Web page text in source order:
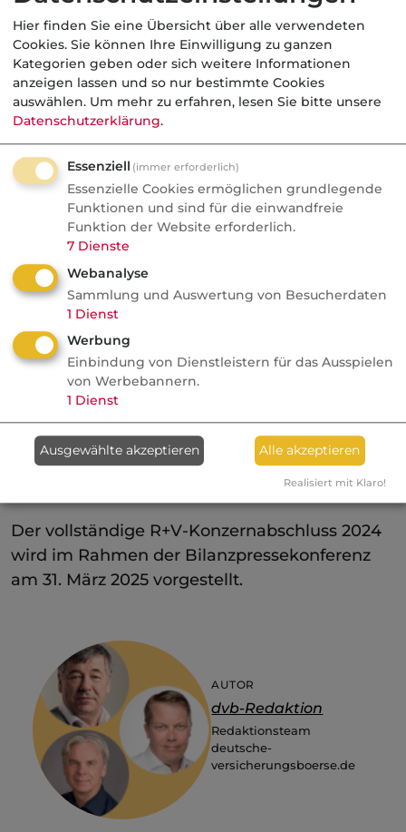
Versicherers um 3,6 Prozent auf fast 3
Milliarden Euro auch dank der strategischen
Kooperation mit den
Straßenverkehrsgenossenschaften. In der
Kreditversicherung hat sich der
deutlich abgeschwächt. Die Sparte wuchs um
2,8 Prozent auf 718 Millionen Euro. Auf der
anderen Seite nahmen die Insolvenzrisiken
stark zu.
Der vollständige R+V-Konzernabschluss 2024
wird im Rahmen der Bilanzpressekonferenz
am 31. März 2025 vorgestellt.
AUTOR
dvb-Redaktion
Redaktionsteam
deutsche-
versicherungsboerse.de
Hier finden Sie eine Übersicht über alle verwendeten
Cookies. Sie können Ihre Einwilligung zu ganzen
Kategorien geben oder sich weitere Informationen
anzeigen lassen und so nur bestimmte Cookies
auswählen. Um mehr zu erfahren, lesen Sie bitte unsere
Datenschutzerklärung.
Essenziell (immer erforderlich)
Essenzielle Cookies ermöglichen grundlegende
Funktionen und sind für die einwandfreie
Funktion der Website erforderlich.
7 Dienste
Webanalyse
Sammlung und Auswertung von Besucherdaten
1 Dienst
Werbung
Einbindung von Dienstleistern für das Ausspielen
von Werbebannern.
1 Dienst
Ausgewählte akzeptieren Alle akzeptieren
Realisiert mit Klaro!